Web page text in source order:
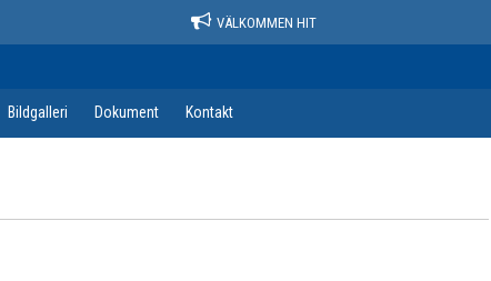
VÄLKOMMEN HIT
Bildgalleri Dokument Kontakt